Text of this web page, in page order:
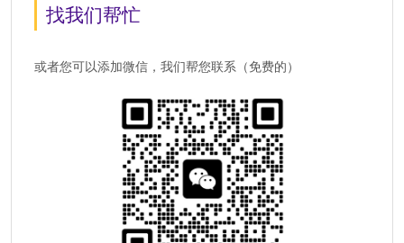
找我们帮忙
或者您可以添加微信，我们帮您联系（免费的）